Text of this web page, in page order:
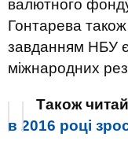
валютного
Гонтарева
завданням НБУ
міжнародних
Також
в 2016 році